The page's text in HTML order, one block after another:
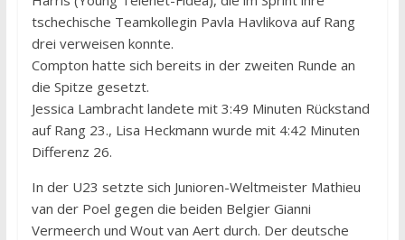
tschechische Teamkollegin Pavla Havlikova auf Rang
drei verweisen konnte.
Compton hatte sich bereits in der zweiten Runde an
die Spitze gesetzt.
Jessica Lambracht landete mit 3:49 Minuten Rückstand
auf Rang 23., Lisa Heckmann wurde mit 4:42 Minuten
Differenz 26.
In der U23 setzte sich Junioren-Weltmeister Mathieu
van der Poel gegen die beiden Belgier Gianni
Vermeerch und Wout van Aert durch. Der deutsche